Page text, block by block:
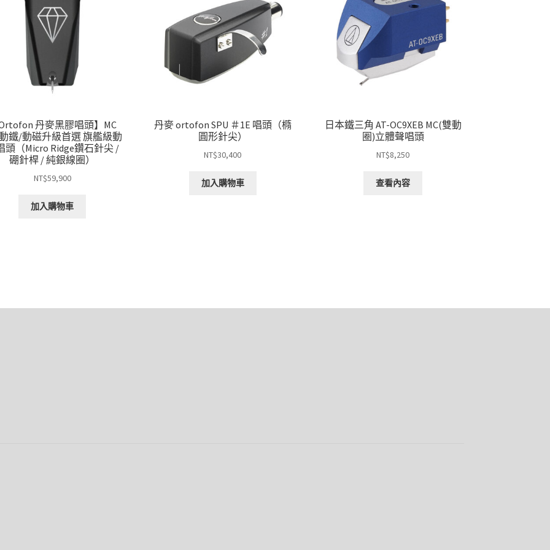
Ortofon 丹麥黑膠唱頭】MC
鐵/動磁升級首選 旗艦級動
頭（Micro Ridge鑽石針尖 /
硼針桿 / 純銀線圈）
NT$59,900
加入購物車
丹麥 ortofon SPU ＃1E 唱頭（橢
圓形針尖）
NT$30,400
加入購物車
日本鐵三角 AT-OC9XEB MC(雙動
圈)立體聲唱頭
NT$8,250
查看內容